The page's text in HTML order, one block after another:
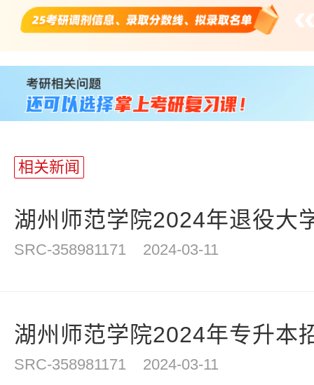
相关新闻
湖州师范学院2024年退役大
SRC-358981171 2024-03-11
湖州师范学院2024年专升本
SRC-358981171 2024-03-11